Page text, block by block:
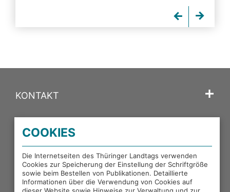
KONTAKT
PORTALE DES THÜRINGER LANDTAGS
EXTERNE LINKS
COOKIES
Die Internetseiten des Thüringer Landtags verwenden
Cookies zur Speicherung der Einstellung der Schriftgröße
sowie beim Bestellen von Publikationen. Detaillierte
Informationen über die Verwendung von Cookies auf